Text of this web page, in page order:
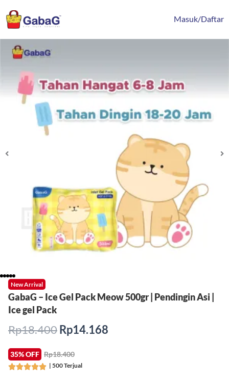
ke
konten
Masuk/Daftar
New Arrival
GabaG – Ice Gel Pack Meow 500gr | Pendingin Asi |
Ice gel Pack
Rp18.400Harga
adalah:
Rp18.400.
Rp14.168
35% OFF Rp18.400
Rated
| 500 Terjual